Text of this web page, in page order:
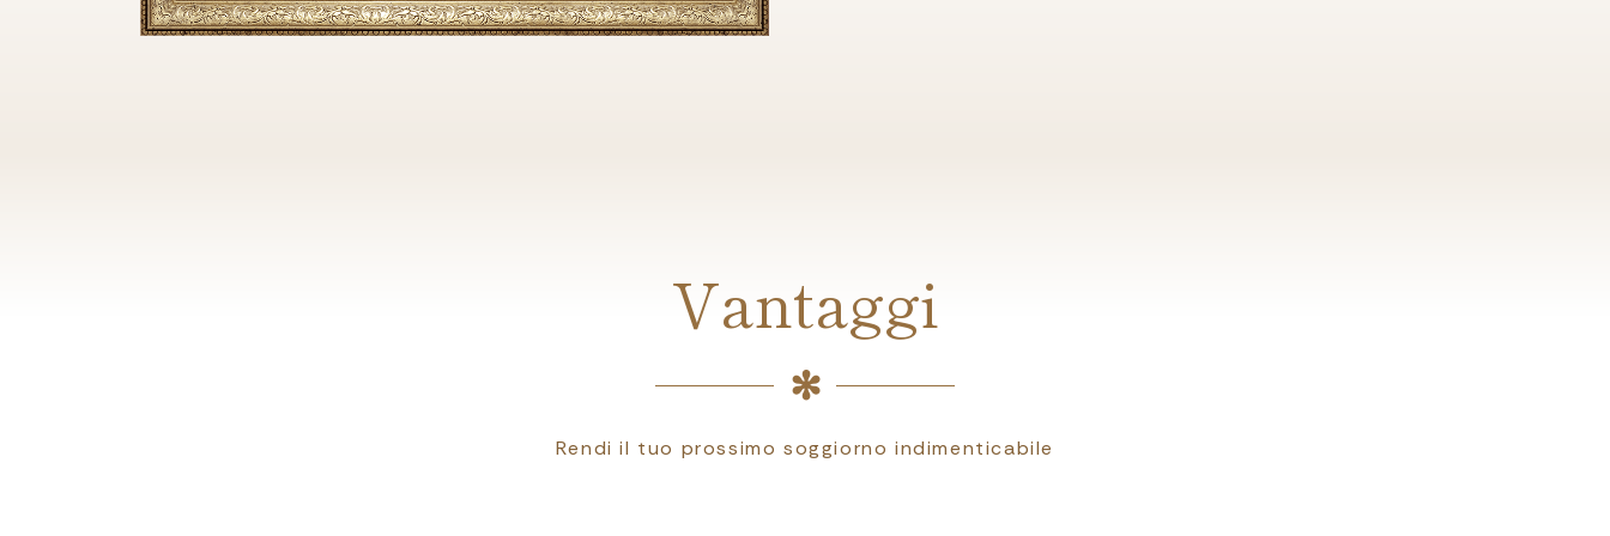
Vantaggi
Rendi il tuo prossimo soggiorno indimenticabile